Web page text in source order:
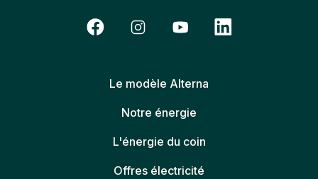
Le modèle Alterna
Notre énergie
L'énergie du coin
Offres électricité